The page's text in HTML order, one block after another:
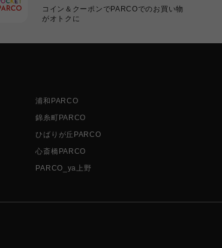
コイン＆クーポンでPARCOでのお買い物
がオトクに
浦和PARCO
錦糸町PARCO
ひばりが丘PARCO
心斎橋PARCO
PARCO_ya上野